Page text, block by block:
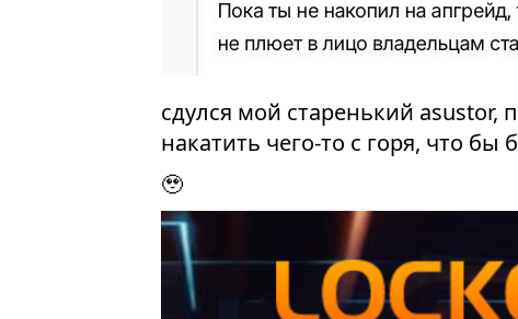
сдулся мой старенький asustor,
накатить чего-то с горя, что бы
🥹